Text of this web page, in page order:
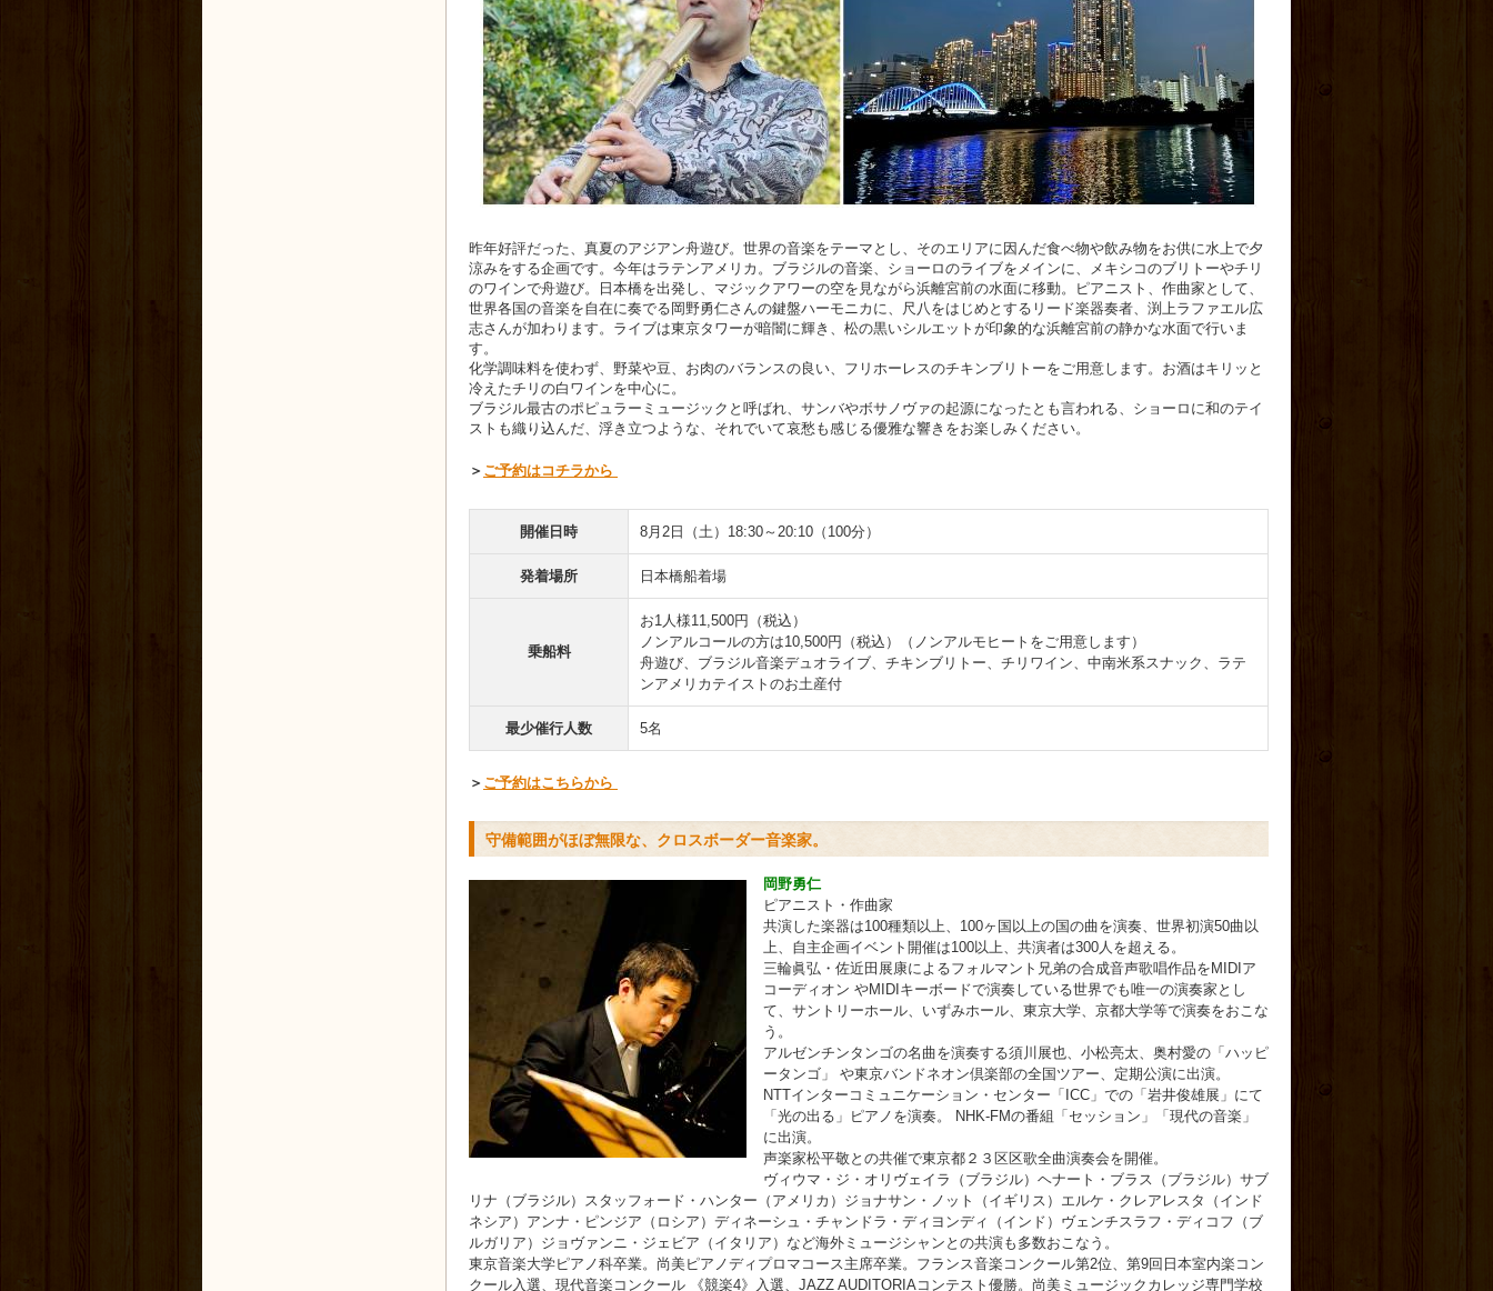
昨年好評だった、真夏のアジアン舟遊び。世界の音楽をテーマとし、そのエリアに因んだ食べ物や飲み物をお供に水上で夕
涼みをする企画です。今年はラテンアメリカ。ブラジルの音楽、ショーロのライブをメインに、メキシコのブリトーやチリ
のワインで舟遊び。日本橋を出発し、マジックアワーの空を見ながら浜離宮前の水面に移動。ピアニスト、作曲家として、
世界各国の音楽を自在に奏でる岡野勇仁さんの鍵盤ハーモニカに、尺八をはじめとするリード楽器奏者、渕上ラファエル広
志さんが加わります。ライブは東京タワーが暗闇に輝き、 松の黒いシルエットが印象的な浜離宮前の静かな水面で行いま
す。
化学調味料を使わず、野菜や豆、お肉のバランスの良い、フリホーレスのチキンブリトーをご用意します。お酒はキリッと
冷えたチリの白ワインを中心に。
ブラジル最古のポピュラーミュージックと呼ばれ、サンバやボサノヴァの起源になったとも言われる、ショーロに和のテイ
ストも織り込んだ、浮き立つような、それでいて哀愁も感じる優雅な響きをお楽しみください。
＞ ご予約はコチラから
開催日時 8月2日（土）18:30～20:10（100分）
発着場所 日本橋船着場
乗船料
お1人様11,500円（税込）
ノンアルコールの方は10,500円（税込）（ノンアルモヒートをご用意します）
舟遊び、ブラジル音楽デュオライブ、チキンブリトー、チリワイン、中南米系スナック、ラテ
ンアメリカテイストのお土産付
最少催行人数 5名
＞ ご予約はこちらから
守備範囲がほぼ無限な、クロスボーダー音楽家。
岡野勇仁
ピアニスト・作曲家
共演した楽器は100種類以上、100ヶ国以上の国の曲を演奏、世界初演50曲以
上、自主企画イベント開催は100以上、共演者は300人を超える。
三輪眞弘・佐近田展康によるフォルマント兄弟の合成音声歌唱作品をMIDIア
コーディオン やMIDIキーボードで演奏している世界でも唯一の演奏家とし
て、サントリーホール、いずみホール、東京大学、京都大学等で演奏をおこな
う。
アルゼンチンタンゴの名曲を演奏する須川展也、小松亮太、奥村愛の「ハッピ
ータンゴ」 や東京バンドネオン倶楽部の全国ツアー、定期公演に出演。
NTTインターコミュニケーション・センター「ICC」での「岩井俊雄展」にて
「光の出る」ピアノを演奏。 NHK-FMの番組「セッション」「現代の音楽」
に出演。
声楽家松平敬との共催で東京都２３区区歌全曲演奏会を開催。
ヴィウマ・ジ・オリヴェイラ（ブラジル）ヘナート・ブラス（ブラジル）サブ
リナ（ブラジル）スタッフォード・ハンター（アメリカ）ジョナサン・ノット（イギリス）エルケ・クレアレスタ（インド
ネシア）アンナ・ピンジア（ロシア）ディネーシュ・チャンドラ・ディヨンディ（インド）ヴェンチスラフ・ディコフ（ブ
ルガリア）ジョヴァンニ・ジェビア（イタリア）など海外ミュージシャンとの共演も多数おこなう。
東京音楽大学ピアノ科卒業。尚美ピアノディプロマコース主席卒業。フランス音楽コンクール第2位、第9回日本室内楽コン
クール入選、現代音楽コンクール 《競楽4》入選、JAZZ AUDITORIAコンテスト優勝。尚美ミュージックカレッジ専門学校